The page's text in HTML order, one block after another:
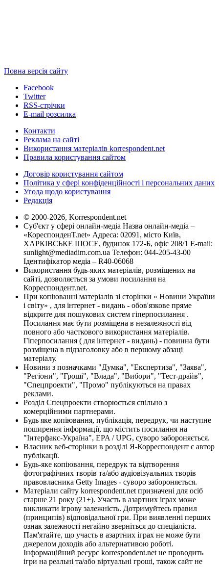
Повна версія сайту
Facebook
Twitter
RSS-стрічки
E-mail розсилка
Контакти
Реклама на сайті
Використання матеріалів korrespondent.net
Правила користування сайтом
Договір користування сайтом
Політика у сфері конфіденційності і персональних даних
Угода щодо користування
Редакція
© 2000-2026, Korrespondent.net
Суб'єкт у сфері онлайн-медіа Назва онлайн-медіа –
«КореспонденТ.net» Адреса: 02091, місто Київ,
ХАРКІВСЬКЕ ШОСЕ, будинок 172-Б, офіс 208/1 E-mail:
sunlight@mediadim.com.ua Телефон: 044-205-43-00
Ідентифікатор медіа – R40-06068
Використання будь-яких матеріалів, розміщених на
сайті, дозволяється за умови посилання на
Корреспондент.net.
При копіюванні матеріалів зі сторінки « Новини України
і світу» , для інтернет - видань - обов'язкове пряме
відкрите для пошукових систем гіперпосилання .
Посилання має бути розміщена в незалежності від
повного або часткового використання матеріалів.
Гіперпосилання ( для інтернет - видань) - повинна бути
розміщена в підзаголовку або в першому абзаці
матеріалу.
Новини з позначками "Думка", "Експертиза", "Заява",
"Регіони", "Гроші", "Влада", "Вибори", "Тест-драйв",
"Спецпроекти", "Промо" публікуються на правах
реклами.
Розділ Спецпроекти створюється спільно з
комерційними партнерами.
Будь яке копіювання, публікація, передрук, чи наступне
поширення інформації, що містить посилання на
"Інтерфакс-Україна", EPA / UPG, суворо забороняється.
Власник веб-сторінки в розділі Я-Корреспондент є автор
публікації.
Будь-яке копіювання, передрук та відтворення
фотографічних творів та/або аудіовізуальних творів
правовласника Getty Images - суворо забороняється.
Матеріали сайту korrespondent.net призначені для осіб
старше 21 року (21+). Участь в азартних іграх може
викликати ігрову залежність. Дотримуйтесь правил
(принципів) відповідальної гри. При виявленні перших
ознак залежності негайно зверніться до спеціаліста.
Пам'ятайте, що участь в азартних іграх не може бути
джерелом доходів або альтернативою роботі.
Інформаційний ресурс korrespondent.net не проводить
ігри на реальні та/або віртуальні гроші, також сайт не